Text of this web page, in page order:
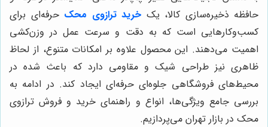
حافظه ذخیره‌سازی کالا، یک خرید ترازوی محک حرفه‌ای برای
کسب‌وکارهایی است که به دقت و سرعت عمل در وزن‌کشی
اهمیت می‌دهند. این محصول علاوه بر امکانات متنوع، از لحاظ
ظاهری نیز طراحی شیک و مقاومی دارد که باعث شده در
محیط‌های فروشگاهی جلوه‌ای حرفه‌ای ایجاد کند. در ادامه به
بررسی جامع ویژگی‌ها، انواع و راهنمای خرید و فروش ترازوی
محک در بازار تهران می‌پردازیم.